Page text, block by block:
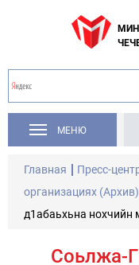
МЕНЮ
Главная Пресс-
организациях (Архив)
д1абаьхьна нохчийн
Соьлжа-